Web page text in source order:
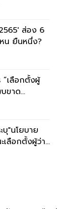
ส่อง 6
นไหน ยืนหนึ่ง?
“เลือกตั้งผู้
ขาด
บุ"นโยบาย
เลือกตั้งผู้ว่าฯ